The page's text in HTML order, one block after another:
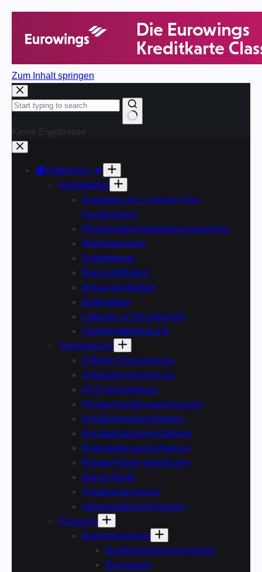
Zum Inhalt springen
Keine Ergebnisse
🏠Kategorien ▼
Handwerker
Angebote von 5 lokalen Top-
Handwerkern
Photovoltaik Amortisierungsrechner
Wärmepumpen
Solarthermie
Brennstoffzellen
Heizungsratgeber
Bodenleger
Lüftungs- & Klimatechnik
Fördermittelberatung
Versicherung
E-Roller Versicherung
Gebäudeversicherung
KFZ-Versicherung
Private Krankenversicherung
Krankenkassenvergleich
Rechtsschutzversicherung
Risikolebensversicherung
Riester Rente Vergleichen
Rürup Rente
Unfallversicherung
Zahnzusatzversicherung
Finanzen
Baufinanzierung
Baufinanzierungsvergleich
Bausparen